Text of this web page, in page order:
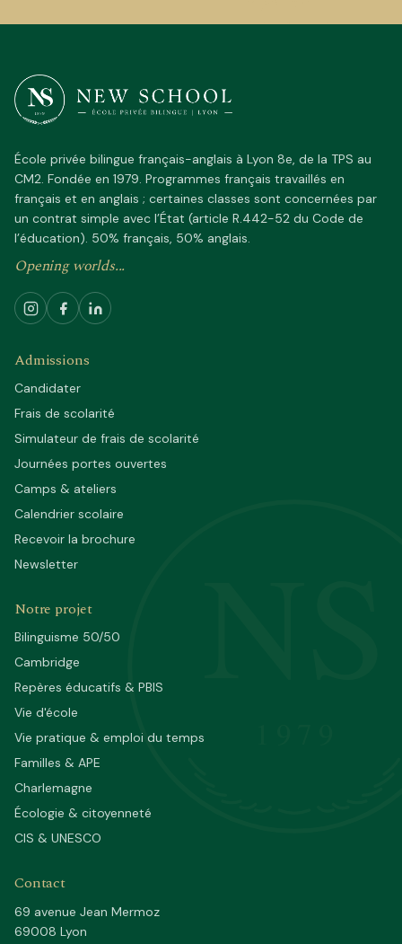
École privée bilingue français-anglais à Lyon 8e, de la TPS au
CM2. Fondée en 1979. Programmes français travaillés en
français et en anglais ; certaines classes sont concernées par
un contrat simple avec l’État (article R.442-52 du Code de
l’éducation). 50% français, 50% anglais.
Opening worlds...
Admissions
Candidater
Frais de scolarité
Simulateur de frais de scolarité
Journées portes ouvertes
Camps & ateliers
Calendrier scolaire
Recevoir la brochure
Newsletter
Notre projet
Bilinguisme 50/50
Cambridge
Repères éducatifs & PBIS
Vie d'école
Vie pratique & emploi du temps
Familles & APE
Charlemagne
Écologie & citoyenneté
CIS & UNESCO
Contact
69 avenue Jean Mermoz
69008 Lyon